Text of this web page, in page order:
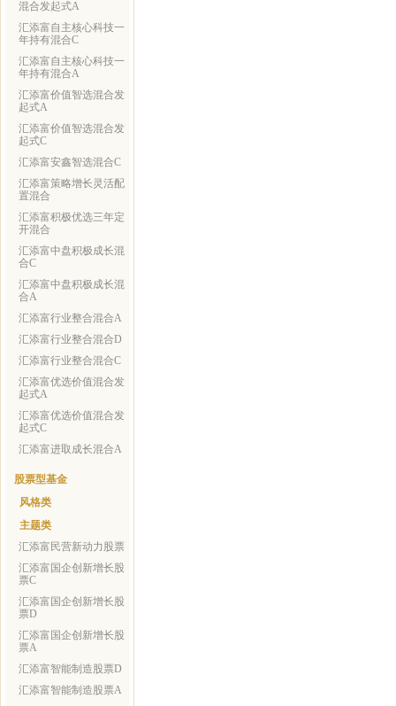
混合发起式A
汇添富自主核心科技一
年持有混合C
汇添富自主核心科技一
年持有混合A
汇添富价值智选混合发
起式A
汇添富价值智选混合发
起式C
汇添富安鑫智选混合C
汇添富策略增长灵活配
置混合
汇添富积极优选三年定
开混合
汇添富中盘积极成长混
合C
汇添富中盘积极成长混
合A
汇添富行业整合混合A
汇添富行业整合混合D
汇添富行业整合混合C
汇添富优选价值混合发
起式A
汇添富优选价值混合发
起式C
汇添富进取成长混合A
股票型基金
风格类
主题类
汇添富民营新动力股票
汇添富国企创新增长股
票C
汇添富国企创新增长股
票D
汇添富国企创新增长股
票A
汇添富智能制造股票D
汇添富智能制造股票A